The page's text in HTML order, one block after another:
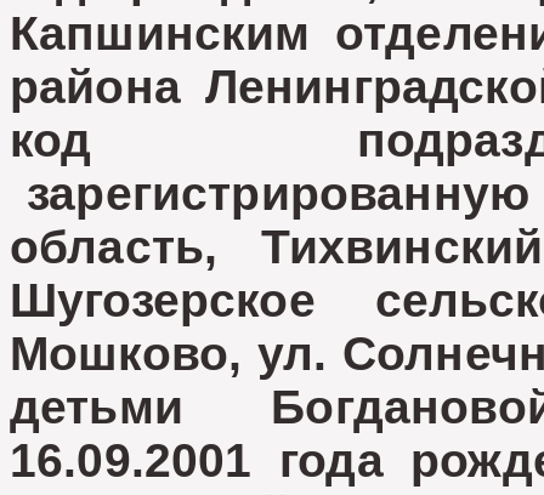
Капшинским
района
код
область,
Шугозерское
Мошково, ул.
детьми
16.09.2001 года